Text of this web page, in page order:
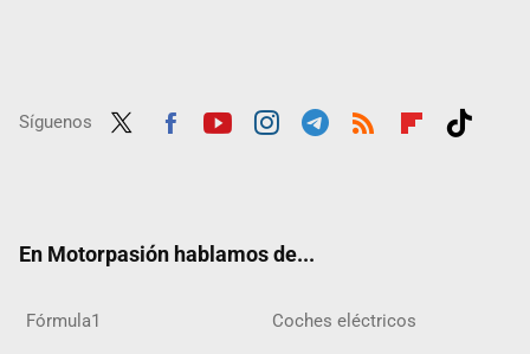
Síguenos
En Motorpasión hablamos de...
Fórmula1 Coches eléctricos